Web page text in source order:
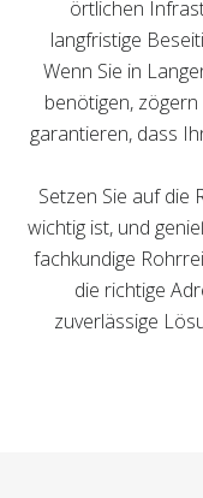
örtlichen
langfristige
Wenn Sie in
benötigen,
garantieren, dass
Setzen Sie auf die
wichtig ist, und
fachkundige
die richtige
zuverlässige